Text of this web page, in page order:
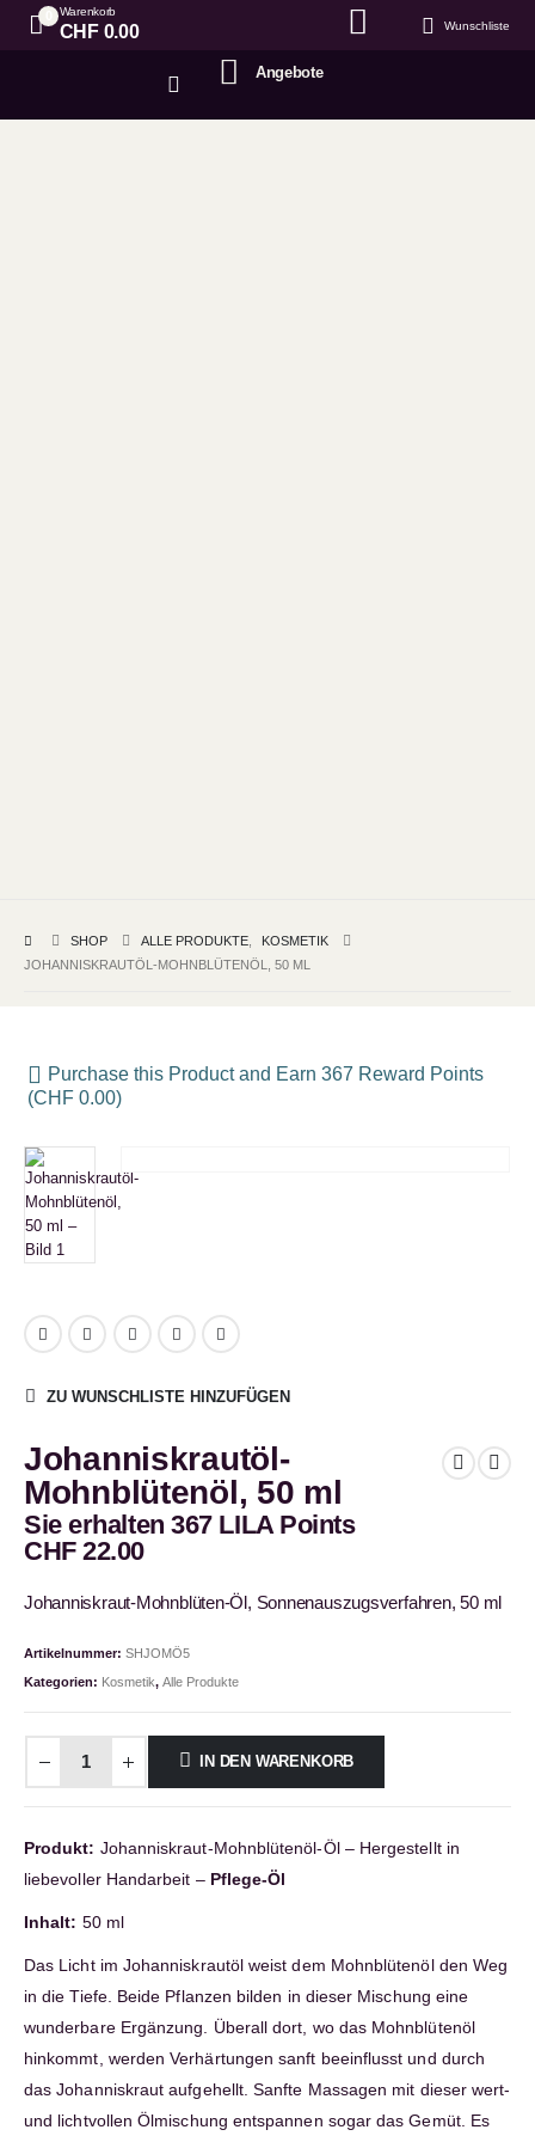
Warenkorb
CHF0.00 Wunschliste
Angebote
SHOP ALLE PRODUKTE
KOSMETIK
JOHANNISKRAUTÖL-MOHNBLÜTENÖL, 50 ML
Purchase this Product and Earn 367 Reward Points
(CHF 0.00)
ZU WUNSCHLISTE HINZUFÜGEN
Johanniskrautöl-
Mohnblütenöl, 50 ml
Sie erhalten 367 LILA Points
CHF22.00
Johanniskraut-Mohnblüten-Öl, Sonnenauszugsverfahren, 50 ml
Artikelnummer: SHJOMÖ5
Kategorien: Kosmetik, Alle Produkte
IN DEN WARENKORB
Produkt: Johanniskraut-Mohnblütenöl-Öl – Hergestellt in
liebevoller Handarbeit – Pflege-Öl
Inhalt: 50 ml
Das Licht im Johanniskrautöl weist dem Mohnblütenöl den Weg
in die Tiefe. Beide Pflanzen bilden in dieser Mischung eine
wunderbare Ergänzung. Überall dort, wo das Mohnblütenöl
hinkommt, werden Verhärtungen sanft beeinflusst und durch
das Johanniskraut aufgehellt. Sanfte Massagen mit dieser wert-
und lichtvollen Ölmischung entspannen sogar das Gemüt. Es